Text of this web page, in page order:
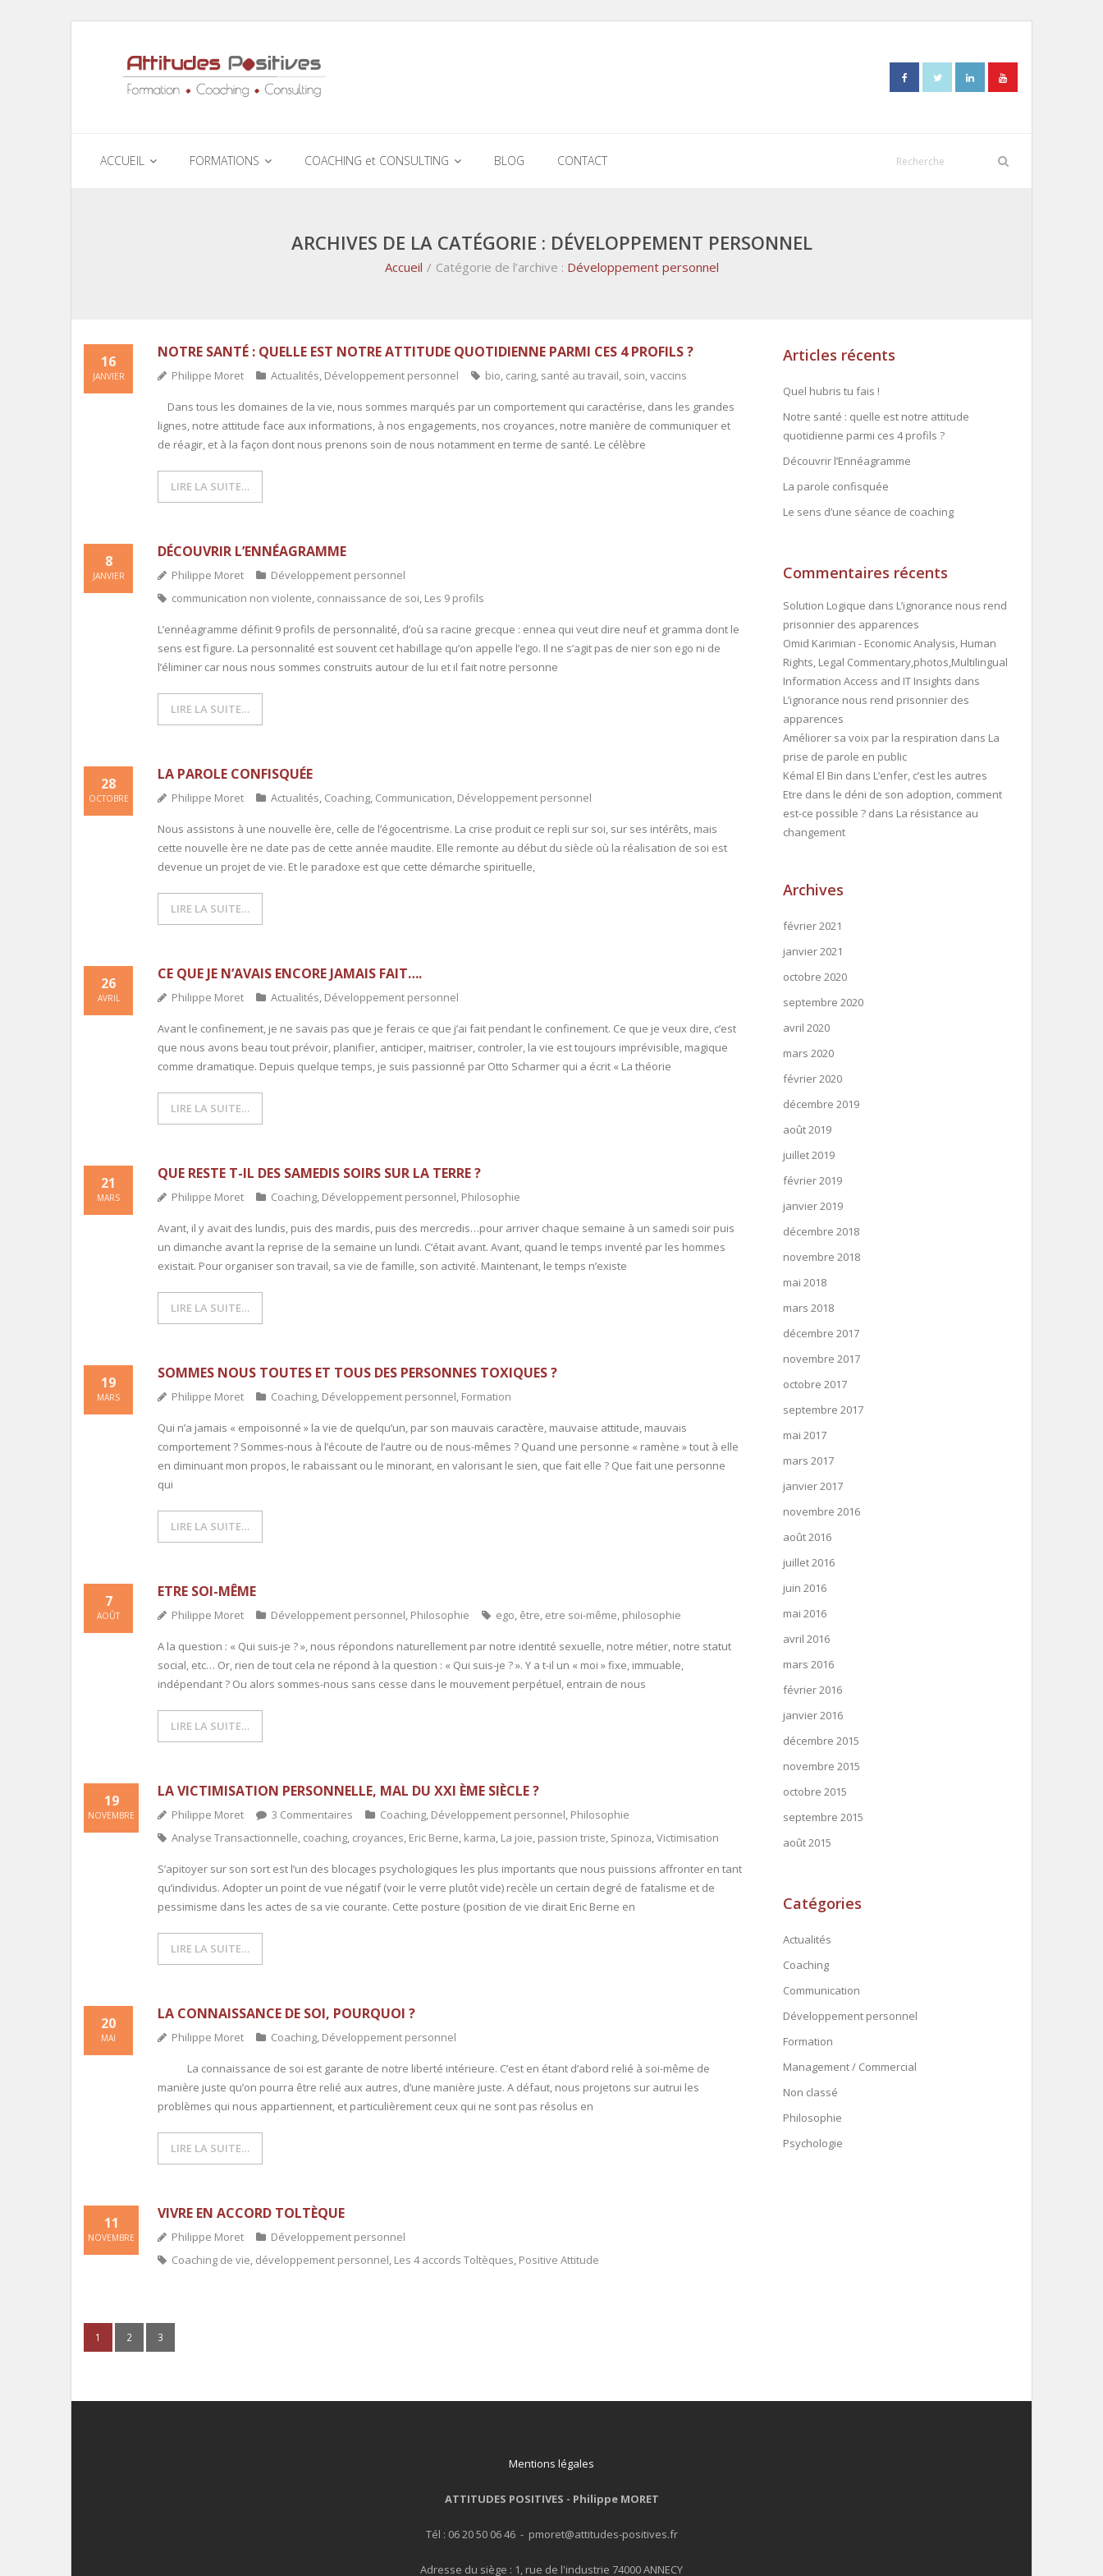
ACCUEIL FORMATIONS COACHING et CONSULTING BLOG CONTACT
ARCHIVES DE LA CATÉGORIE : DÉVELOPPEMENT PERSONNEL
Accueil / Catégorie de l’archive : Développement personnel
NOTRE SANTÉ : QUELLE EST NOTRE ATTITUDE QUOTIDIENNE PARMI CES 4 PROFILS ?
16
JANVIER Philippe Moret Actualités, Développement personnel bio, caring, santé au travail, soin,vaccins
Dans tous les domaines de la vie, nous sommes marqués par un comportement qui caractérise, dans les grandes
lignes, notre attitude face aux informations, à nos engagements, nos croyances, notre manière de communiquer et
de réagir, et à la façon dont nous prenons soin de nous notamment en terme de santé. Le célèbre
LIRE LA SUITE…
DÉCOUVRIR L’ENNÉAGRAMME
8
JANVIER Philippe Moret
Développement personnel
communication non violente, connaissance de soi, Les 9 profils
L’ennéagramme définit 9 profils de personnalité, d’où sa racine grecque : ennea qui veut dire neuf et gramma dont le
sens est figure. La personnalité est souvent cet habillage qu’on appelle l’ego. Il ne s’agit pas de nier son ego ni de
l’éliminer car nous nous sommes construits autour de lui et il fait notre personne
LIRE LA SUITE…
LA PAROLE CONFISQUÉE
28
OCTOBRE Philippe Moret Actualités, Coaching, Communication, Développement personnel
Nous assistons à une nouvelle ère, celle de l’égocentrisme. La crise produit ce repli sur soi, sur ses intérêts, mais
cette nouvelle ère ne date pas de cette année maudite. Elle remonte au début du siècle où la réalisation de soi est
devenue un projet de vie. Et le paradoxe est que cette démarche spirituelle,
LIRE LA SUITE…
CE QUE JE N’AVAIS ENCORE JAMAIS FAIT….
26
AVRIL Philippe Moret Actualités, Développement personnel
Avant le confinement, je ne savais pas que je ferais ce que j’ai fait pendant le confinement. Ce que je veux dire, c’est
que nous avons beau tout prévoir, planifier, anticiper, maitriser, controler, la vie est toujours imprévisible, magique
comme dramatique. Depuis quelque temps, je suis passionné par Otto Scharmer qui a écrit « La théorie
LIRE LA SUITE…
QUE RESTE T-IL DES SAMEDIS SOIRS SUR LA TERRE ?
21
MARS Philippe Moret Coaching, Développement personnel, Philosophie
Avant, il y avait des lundis, puis des mardis, puis des mercredis…pour arriver chaque semaine à un samedi soir puis
un dimanche avant la reprise de la semaine un lundi. C’était avant. Avant, quand le temps inventé par les hommes
existait. Pour organiser son travail, sa vie de famille, son activité. Maintenant, le temps n’existe
LIRE LA SUITE…
SOMMES NOUS TOUTES ET TOUS DES PERSONNES TOXIQUES ?
19
MARS Philippe Moret Coaching, Développement personnel, Formation
Qui n’a jamais « empoisonné » la vie de quelqu’un, par son mauvais caractère, mauvaise attitude, mauvais
comportement ? Sommes-nous à l’écoute de l’autre ou de nous-mêmes ? Quand une personne « ramène » tout à elle
en diminuant mon propos, le rabaissant ou le minorant, en valorisant le sien, que fait elle ? Que fait une personne
qui
LIRE LA SUITE…
ETRE SOI-MÊME
7
AOÛT Philippe Moret Développement personnel, Philosophie ego, être, etre soi-même, philosophie
A la question : « Qui suis-je ? », nous répondons naturellement par notre identité sexuelle, notre métier, notre statut
social, etc… Or, rien de tout cela ne répond à la question : « Qui suis-je ? ». Y a t-il un « moi » fixe, immuable,
indépendant ? Ou alors sommes-nous sans cesse dans le mouvement perpétuel, entrain de nous
LIRE LA SUITE…
LA VICTIMISATION PERSONNELLE, MAL DU XXI ÈME SIÈCLE ?
19
NOVEMBRE Philippe Moret 3 Commentaires Coaching, Développement personnel, Philosophie
Analyse Transactionnelle, coaching, croyances, Eric Berne, karma, La joie, passion triste, Spinoza,Victimisation
S’apitoyer sur son sort est l’un des blocages psychologiques les plus importants que nous puissions affronter en tant
qu’individus. Adopter un point de vue négatif (voir le verre plutôt vide) recèle un certain degré de fatalisme et de
pessimisme dans les actes de sa vie courante. Cette posture (position de vie dirait Eric Berne en
LIRE LA SUITE…
LA CONNAISSANCE DE SOI, POURQUOI ?
20
MAI Philippe Moret Coaching, Développement personnel
La connaissance de soi est garante de notre liberté intérieure. C’est en étant d’abord relié à soi-même de
manière juste qu’on pourra être relié aux autres, d’une manière juste. A défaut, nous projetons sur autrui les
problèmes qui nous appartiennent, et particulièrement ceux qui ne sont pas résolus en
LIRE LA SUITE…
VIVRE EN ACCORD TOLTÈQUE
11
NOVEMBRE Philippe Moret
Développement personnel
Coaching de vie, développement personnel, Les 4 accords Toltèques, Positive Attitude
1 2 3
Articles récents
Quel hubris tu fais !
Notre santé : quelle est notre attitude
quotidienne parmi ces 4 profils ?
Découvrir l’Ennéagramme
La parole confisquée
Le sens d’une séance de coaching
Commentaires récents
Solution Logique dans L’ignorance nous rend
prisonnier des apparences
Omid Karimian - Economic Analysis, Human
Rights, Legal Commentary,photos,Multilingual
Information Access and IT Insights dans
L’ignorance nous rend prisonnier des
apparences
Améliorer sa voix par la respiration dans La
prise de parole en public
Kémal El Bin dans L’enfer, c’est les autres
Etre dans le déni de son adoption, comment
est-ce possible ? dans La résistance au
changement
Archives
février 2021
janvier 2021
octobre 2020
septembre 2020
avril 2020
mars 2020
février 2020
décembre 2019
août 2019
juillet 2019
février 2019
janvier 2019
décembre 2018
novembre 2018
mai 2018
mars 2018
décembre 2017
novembre 2017
octobre 2017
septembre 2017
mai 2017
mars 2017
janvier 2017
novembre 2016
août 2016
juillet 2016
juin 2016
mai 2016
avril 2016
mars 2016
février 2016
janvier 2016
décembre 2015
novembre 2015
octobre 2015
septembre 2015
août 2015
Catégories
Actualités
Coaching
Communication
Développement personnel
Formation
Management / Commercial
Non classé
Philosophie
Psychologie
Mentions légales
ATTITUDES POSITIVES - Philippe MORET
Tél : 06 20 50 06 46 - pmoret@attitudes-positives.fr
Adresse du siège : 1, rue de l'industrie 74000 ANNECY